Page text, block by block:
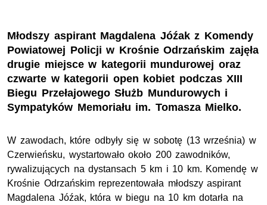
Młodszy aspirant Magdalena Jóźak z Komendy
Powiatowej Policji w Krośnie Odrzańskim zajęła
drugie miejsce w kategorii mundurowej oraz
czwarte w kategorii open kobiet podczas XIII
Biegu Przełajowego Służb Mundurowych i
Sympatyków Memoriału im. Tomasza Mielko.
W zawodach, które odbyły się w sobotę (13 września) w
Czerwieńsku, wystartowało około 200 zawodników,
rywalizujących na dystansach 5 km i 10 km. Komendę w
Krośnie Odrzańskim reprezentowała młodszy aspirant
Magdalena Jóźak, która w biegu na 10 km dotarła na